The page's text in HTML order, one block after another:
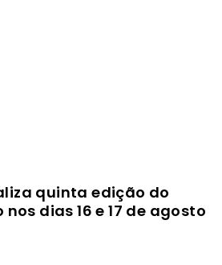
quinta edição do
dias 16 e 17 de agosto